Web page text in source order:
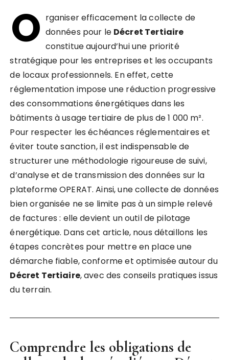
O rganiser efficacement la collecte de
données pour le Décret Tertiaire
constitue aujourd’hui une priorité
stratégique pour les entreprises et les occupants
de locaux professionnels. En effet, cette
réglementation impose une réduction progressive
des consommations énergétiques dans les
bâtiments à usage tertiaire de plus de 1 000 m².
Pour respecter les échéances réglementaires et
éviter toute sanction, il est indispensable de
structurer une méthodologie rigoureuse de suivi,
d’analyse et de transmission des données sur la
plateforme OPERAT. Ainsi, une collecte de données
bien organisée ne se limite pas à un simple relevé
de factures : elle devient un outil de pilotage
énergétique. Dans cet article, nous détaillons les
étapes concrètes pour mettre en place une
démarche fiable, conforme et optimisée autour du
Décret Tertiaire, avec des conseils pratiques issus
du terrain.
Comprendre les obligations de